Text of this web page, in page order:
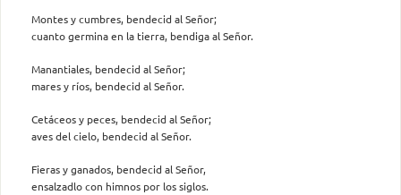
Montes y cumbres, bendecid al Señor;
cuanto germina en la tierra, bendiga al Señor.
Manantiales, bendecid al Señor;
mares y ríos, bendecid al Señor.
Cetáceos y peces, bendecid al Señor;
aves del cielo, bendecid al Señor.
Fieras y ganados, bendecid al Señor,
ensalzadlo con himnos por los siglos.